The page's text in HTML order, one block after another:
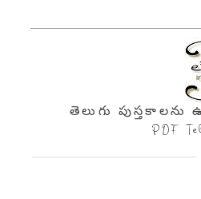
తెలుగు పుస్తకాలను
PDF